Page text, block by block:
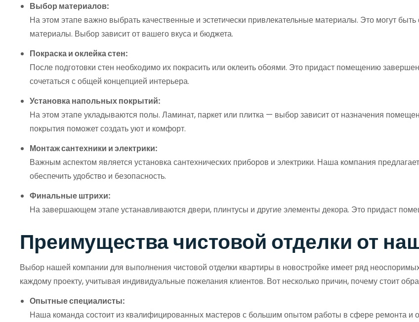
Выбор материалов:
На этом этапе важно выбрать качественные и эстетически привлекательные материалы. Это могут
материалы. Выбор зависит от вашего вкуса и бюджета.
Покраска и оклейка стен:
После подготовки стен необходимо их покрасить или оклеить обоями. Это придаст помещению
сочетаться с общей концепцией интерьера.
Установка напольных покрытий:
На этом этапе укладываются полы. Ламинат, паркет или плитка — выбор зависит от назначения
покрытия поможет создать уют и комфорт.
Монтаж сантехники и электрики:
Важным аспектом является установка сантехнических приборов и электрики. Наша компания
обеспечить удобство и безопасность.
Финальные штрихи:
На завершающем этапе устанавливаются двери, плинтусы и другие элементы декора. Это придаст
Преимущества чистовой отделки от
Выбор нашей компании для выполнения чистовой отделки квартиры в новостройке имеет ряд
каждому проекту, учитывая индивидуальные пожелания клиентов. Вот несколько причин, почему стоит
Опытные специалисты:
Наша команда состоит из квалифицированных мастеров с большим опытом работы в сфере ремонта и